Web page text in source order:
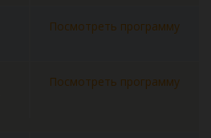
Посмотреть программу
Посмотреть программу